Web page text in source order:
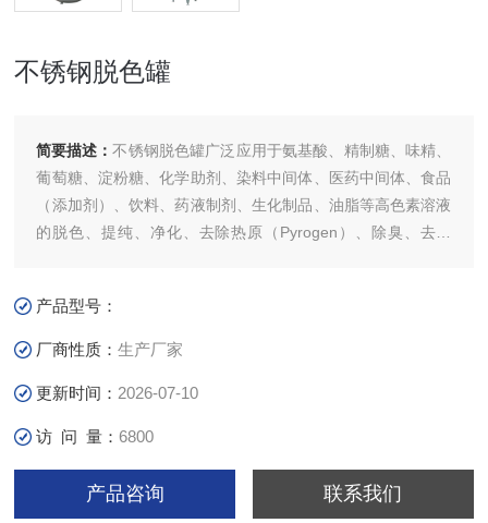
不锈钢脱色罐
简要描述：不锈钢脱色罐广泛应用于氨基酸、精制糖、味精、
葡萄糖、淀粉糖、化学助剂、染料中间体、医药中间体、食品
（添加剂）、饮料、药液制剂、生化制品、油脂等高色素溶液
的脱色、提纯、净化、去除热原（Pyrogen）、除臭、去杂
下与物料充分混合、搅拌后而进行吸附脱色。
产品型号：
厂商性质：生产厂家
更新时间： 2026-07-10
访 问 量：6800
产品咨询 联系我们